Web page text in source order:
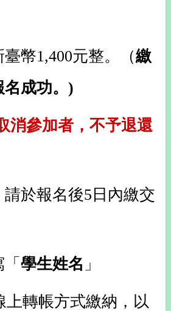
幣1,400元整。（繳
名成功。)
消參加者，不予退還
於報名後5日內繳交
學生姓名 」
上轉帳方式繳納，以